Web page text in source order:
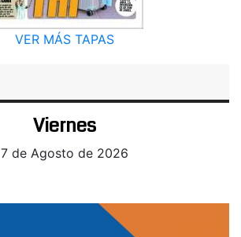
VER MÁS TAPAS
Viernes
7 de Agosto de 2026